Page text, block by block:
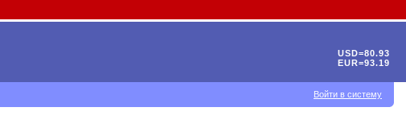
USD=80.93
EUR=93.19
Войти в систему